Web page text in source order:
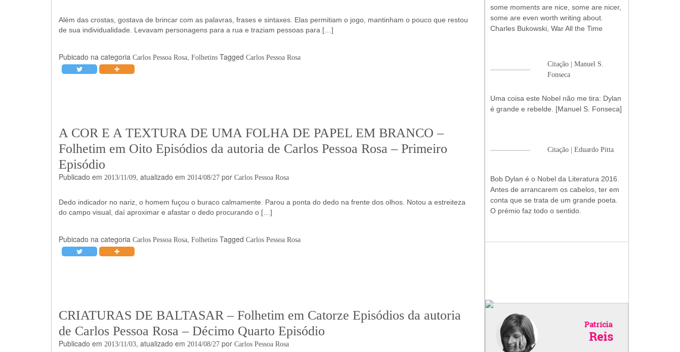
Além das crostas, gostava de brincar com as palavras, frases e sintaxes. Elas permitiam o jogo, mantinham o pouco que restou
de sua individualidade. Levavam personagens para a rua e traziam pessoas para […]
Pubicado na categoria Carlos Pessoa Rosa, Folhetins Tagged Carlos Pessoa Rosa
A COR E A TEXTURA DE UMA FOLHA DE PAPEL EM BRANCO –
Folhetim em Oito Episódios da autoria de Carlos Pessoa Rosa – Primeiro
Episódio
Publicado em 2013/11/09, atualizado em 2014/08/27por Carlos Pessoa Rosa
Dedo indicador no nariz, o homem fuçou o buraco calmamente. Parou a ponta do dedo na frente dos olhos. Notou a estreiteza
do campo visual, daí aproximar e afastar o dedo procurando o […]
Pubicado na categoria Carlos Pessoa Rosa, Folhetins Tagged Carlos Pessoa Rosa
CRIATURAS DE BALTASAR – Folhetim em Catorze Episódios da autoria
de Carlos Pessoa Rosa – Décimo Quarto Episódio
Publicado em 2013/11/03, atualizado em 2014/08/27por Carlos Pessoa Rosa
some moments are nice, some are nicer,
some are even worth writing about.
Charles Bukowski, War All the Time
Citação | Manuel S.
Fonseca
Uma coisa este Nobel não me tira: Dylan
é grande e rebelde. [Manuel S. Fonseca]
Citação | Eduardo Pitta
Bob Dylan é o Nobel da Literatura 2016.
Antes de arrancarem os cabelos, ter em
conta que se trata de um grande poeta.
O prémio faz todo o sentido.